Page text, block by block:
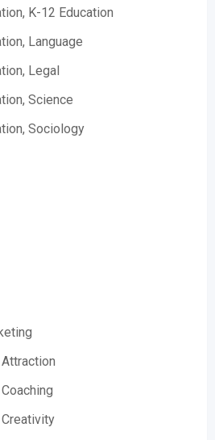
K-12 Education
Language
Legal
Science
Sociology